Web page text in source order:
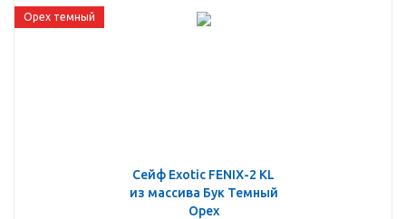
Орех темный
Сейф Exotic FENIX-2 KL
из массива Бук Темный
Орех